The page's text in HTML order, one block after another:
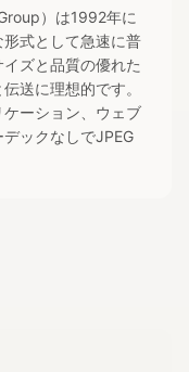
）は1992年に
式として急速に普
ズと品質の優れた
送に理想的です。
ーション、ウェブ
ックなしでJPEG